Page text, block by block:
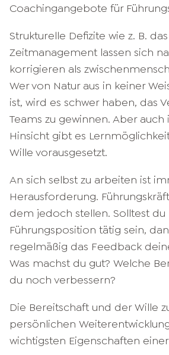
Coachingangebote für
Strukturelle Defizite wie z. B. das
Zeitmanagement lassen sich
korrigieren als
Wer von Natur aus in keiner
ist, wird es schwer haben, das
Teams zu gewinnen. Aber auch
Hinsicht gibt es
Wille vorausgesetzt.
An sich selbst zu arbeiten ist
Herausforderung.
dem jedoch stellen. Solltest
Führungsposition tätig sein,
regelmäßig das Feedback
Was machst du gut? Welche
du noch verbessern?
Die Bereitschaft und der Wille
persönlichen
wichtigsten Eigenschaften